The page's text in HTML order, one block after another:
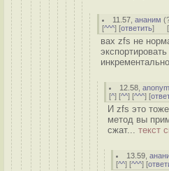
11.57 ,ананим (
[^^^] [ответить] [
вах zfs не
12.58 ,
[^] [^^] [^^^] [
И zfs это
метод вы
сжат... текст
13.59 ,
[^^] [^^^] [